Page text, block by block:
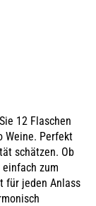
12 Flaschen
Weine. Perfekt
schätzen. Ob
zum
für jeden Anlass